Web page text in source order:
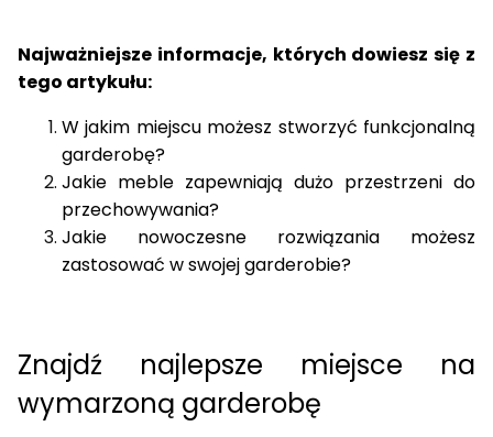
Najważniejsze informacje, których dowiesz się z
tego artykułu:
W jakim miejscu możesz stworzyć funkcjonalną
garderobę?
Jakie meble zapewniają dużo przestrzeni do
przechowywania?
Jakie nowoczesne rozwiązania możesz
zastosować w swojej garderobie?
Znajdź najlepsze miejsce na
wymarzoną garderobę